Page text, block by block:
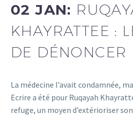
02 JAN:
KHAYRATTEE :
DE DÉNONCER
La médecine l’avait condamnée,
Ecrire a été pour Ruqayah
refuge, un moyen d’extérioriser